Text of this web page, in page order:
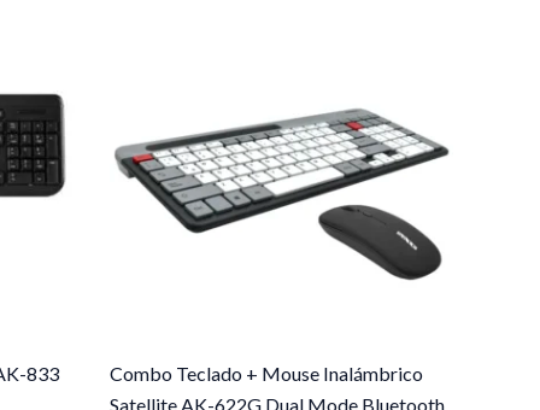
833
Combo Teclado + Mouse Inalámbrico
Satellite AK-622G Dual Mode Bluetooth